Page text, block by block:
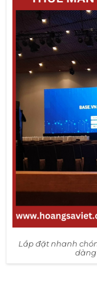
Lắp đặt nhanh
dàng